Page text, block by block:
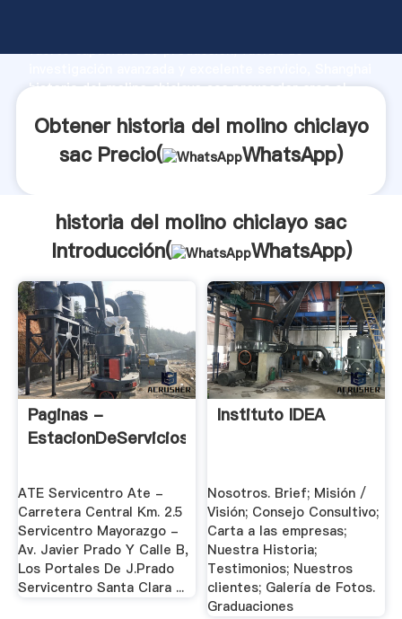
fuerte capacidad de producción, fuerza de
historia del molino chiclayo sac proveedor crea el
Obtener historia del molino chiclayo
sac Precio(
WhatsApp)
historia del molino chiclayo sac
Introducción(
WhatsApp)
Paginas -
EstacionDeServicios
ATE Servicentro Ate -
Carretera Central Km. 2.5
Servicentro Mayorazgo -
Av. Javier Prado Y Calle B,
Los Portales De J.Prado
Servicentro Santa Clara ...
Instituto IDEA
Nosotros. Brief; Misión /
Visión; Consejo Consultivo;
Carta a las empresas;
Nuestra Historia;
Testimonios; Nuestros
clientes; Galería de Fotos.
Graduaciones